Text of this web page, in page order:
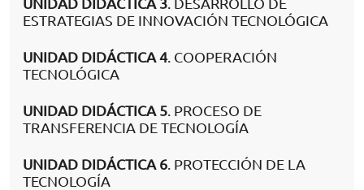
UNIDAD DIDÁCTICA 3. DESARROLLO DE
ESTRATEGIAS DE INNOVACIÓN TECNOLÓGICA
UNIDAD DIDÁCTICA 4. COOPERACIÓN
TECNOLÓGICA
UNIDAD DIDÁCTICA 5. PROCESO DE
TRANSFERENCIA DE TECNOLOGÍA
UNIDAD DIDÁCTICA 6. PROTECCIÓN DE LA
TECNOLOGÍA